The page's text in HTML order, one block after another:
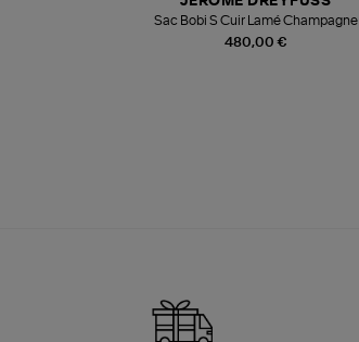
480,00 €
Sac Bobi S Cuir Lamé Champagne